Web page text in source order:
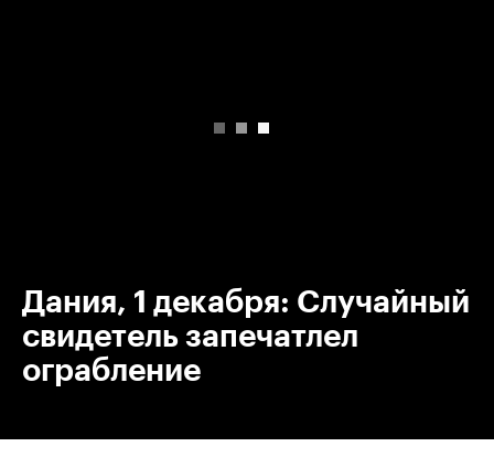
Дания, 1 декабря: Случайный
свидетель запечатлел
ограбление